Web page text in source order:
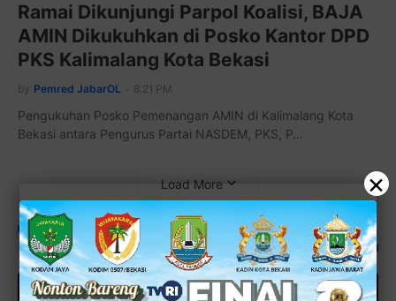
Ramai Dikunjungi Parpol Koalisi, BAJA
AMIN Dikukuhkan di Posko Kantor DPD
PKS Kalimalang Kota Bekasi
by Pemred JabarOL 8:21 PM
Pengukuhan Posko Pemenangan AMIN di Kalimalang Kota
Bekasi antara Pengurus Partai NASDEM, PKS, P…
Load More
POLRESTRO BEKASI KOTA
×